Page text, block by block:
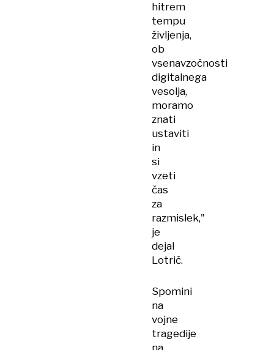
hitrem
tempu
življenja,
ob
vsenavzočnosti
digitalnega
vesolja,
moramo
znati
ustaviti
in
si
vzeti
čas
za
razmislek,"
je
dejal
Lotrič.
Spomini
na
vojne
tragedije